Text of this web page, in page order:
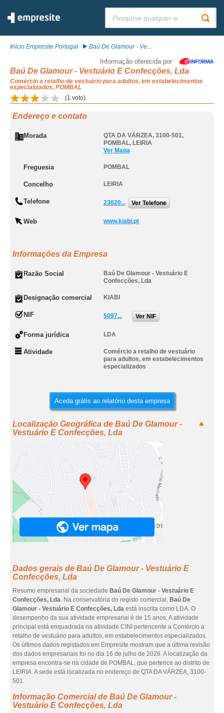
Início Empresite Portugal Baú De Glamour - Ve...
Informação oferecida por
Baú De Glamour - Vestuário E Confecções, Lda
Comércio a retalho de vestuário para adultos, em estabelecimentos
especializados, POMBAL
(1 voto)
Endereço e contato
Morada QTA DA VÁRZEA, 3100-501,
POMBAL, LEIRIA
Ver Mapa
Freguesia POMBAL
Concelho LEIRIA
Telefone 23620... Ver Telefone
Web www.kiabi.pt
Informações da Empresa
Razão Social
Baú De Glamour - Vestuário E
Confecções, Lda
Designação comercial KIABI
NIF 5097... Ver NIF
Forma jurídica LDA
Atividade
Comércio a retalho de vestuário
para adultos, em estabelecimentos
especializados
Aceda grátis ao relatório desta empresa
Localização Geográfica de Baú De Glamour -
Vestuário E Confecções, Lda
Dados gerais de Baú De Glamour - Vestuário E
Confecções, Lda
Resumo empresarial da sociedade Baú De Glamour - Vestuário E
Confecções, Lda. Na conservatória do registo comercial, Baú De
Glamour - Vestuário E Confecções, Lda está inscrita como LDA. O
desempenho da sua atividade empresarial é de 15 anos. A atividade
principal está enquadrada na atividade CINI pertencente a Comércio a
retalho de vestuário para adultos, em estabelecimentos especializados.
Os últimos dados registados em Empresite mostram que a última revisão
dos dados empresariais foi no dia 16 de julho de 2026. A localização da
empresa encontra-se na cidade de POMBAL, que pertence ao distrito de
LEIRIA. A sede está localizada no endereço de QTA DA VÁRZEA, 3100-
501.
Informação Comercial de Baú De Glamour -
Vestuário E Confecções, Lda